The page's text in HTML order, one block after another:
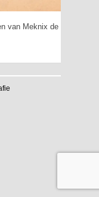
van Meknix de Germaan